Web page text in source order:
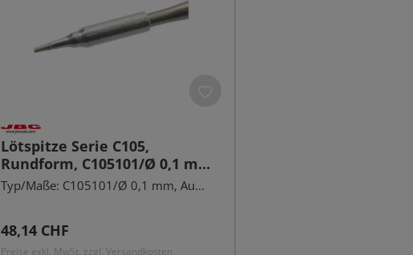
Lötspitze Serie C105,
Rundform, C105101/Ø 0,1 mm,
gerade
Typ/Maße: C105101/Ø 0,1 mm, Au...
Regulärer Preis:
48,14 CHF
Preise exkl. MwSt. zzgl. Versandkosten